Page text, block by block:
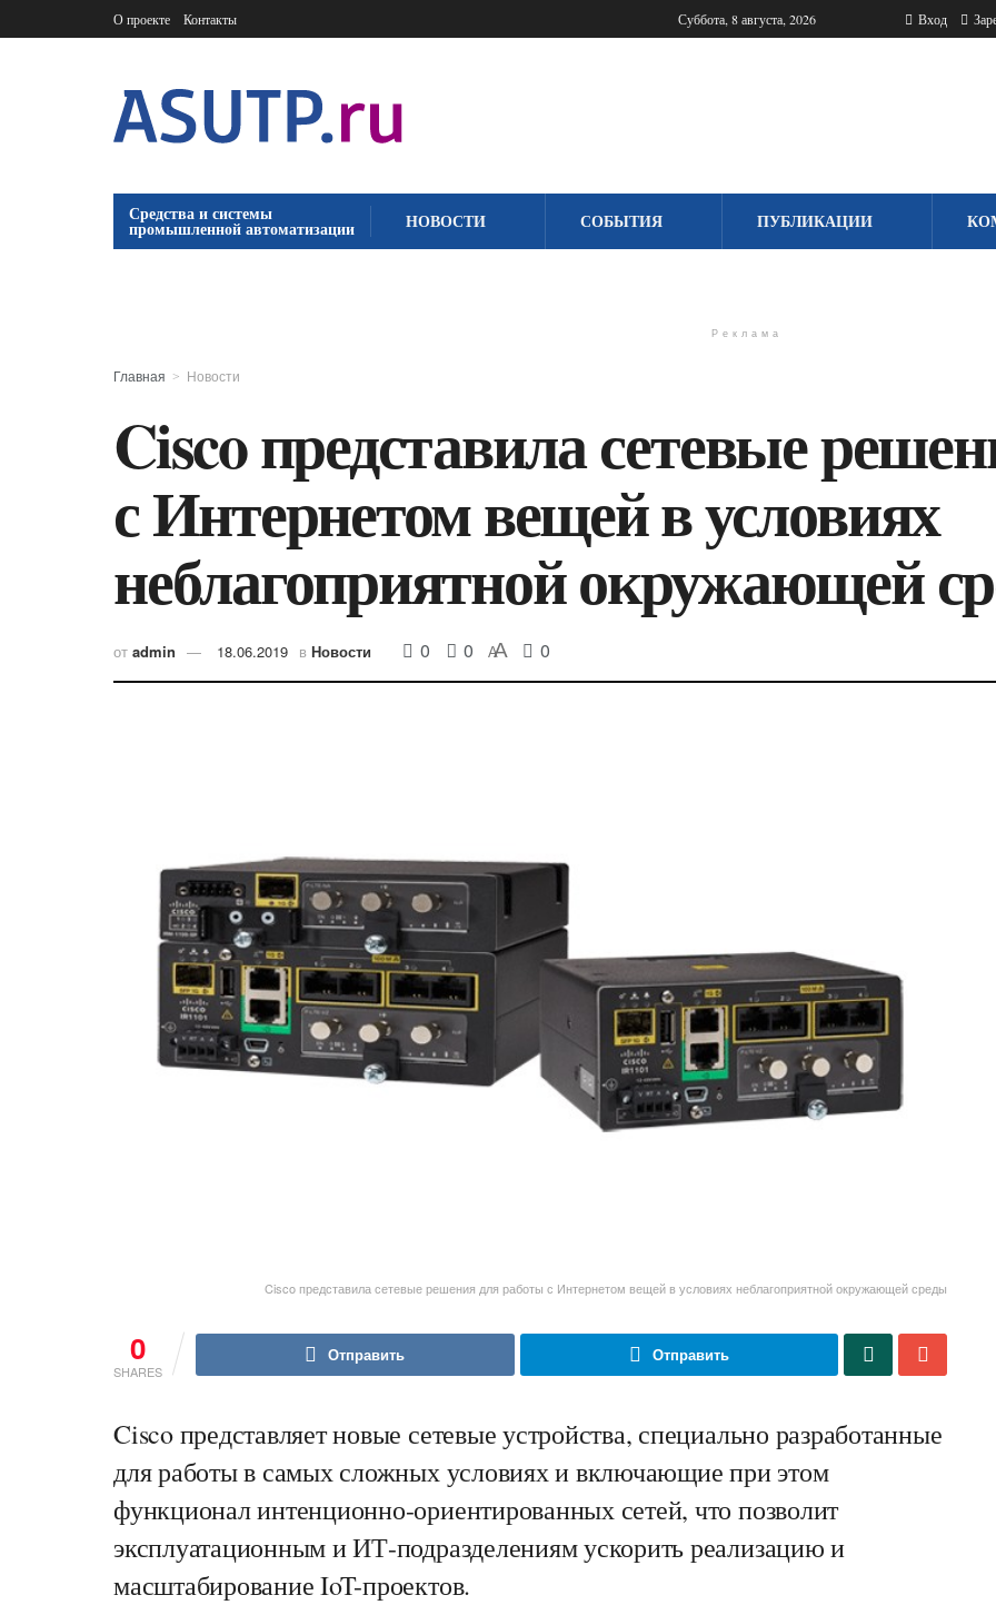
О проекте Контакты Суббота, 8 августа, 2026 Вход
Средства и системы
промышленной автоматизации НОВОСТИ СОБЫТИЯ ПУБЛИКАЦИИ
Реклама
Главная Новости
Cisco представила сетевые
с Интернетом вещей в условиях
неблагоприятной окружающей
от admin 18.06.2019 в Новости 0 0 AA 0
Cisco представила сетевые решения для работы с Интернетом вещей в условиях неблагоприятной окружающей среды
0
SHARES
Отправить Отправить
Cisco представляет новые сетевые устройства, специально разработанные
для работы в самых сложных условиях и включающие при этом
функционал интенционно-ориентированных сетей, что позволит
эксплуатационным и ИТ-подразделениям ускорить реализацию и
масштабирование IoT-проектов.